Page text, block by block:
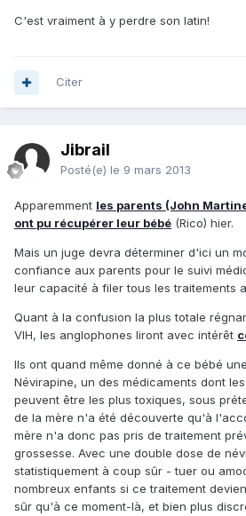
C'est vraiment à y perdre son latin!
Citer
Jibrail
Posté(e) le 9 mars 2013
Apparemment les parents (John
ont pu récupérer leur bébé (Rico) hier.
Mais un juge devra déterminer d'ici un
confiance aux parents pour le suivi
leur capacité à filer tous les traitements
Quant à la confusion la plus totale
VIH, les anglophones liront avec intérêt
Ils ont quand même donné à ce bébé
Névirapine, un des médicaments dont
peuvent être les plus toxiques, sous
de la mère n'a été découverte qu'à
mère n'a donc pas pris de traitement
grossesse. Avec une double dose de
statistiquement à coup sûr - tuer ou
nombreux enfants si ce traitement
sûr qu'à ce moment-là, et bien plus